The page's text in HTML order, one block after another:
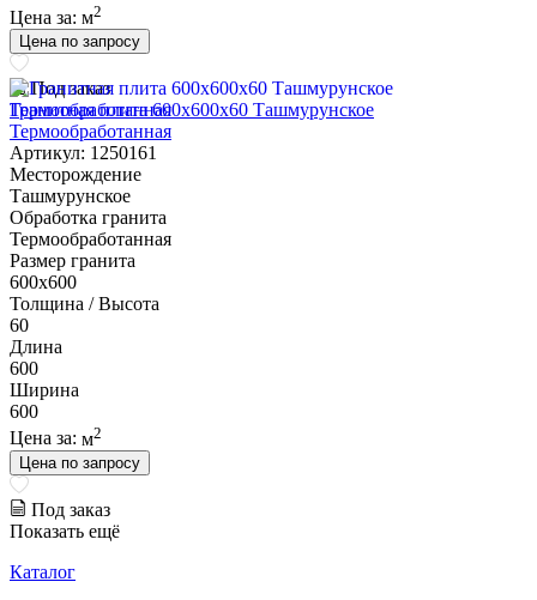
Цена за: м2
Цена по запросу
Под заказ
Гранитная плита 600х600x60 Ташмурунское
Термообработанная
Артикул: 1250161
Месторождение
Ташмурунское
Обработка гранита
Термообработанная
Размер гранита
600х600
Толщина / Высота
60
Длина
600
Ширина
600
Цена за: м2
Цена по запросу
Под заказ
Показать ещё
Каталог